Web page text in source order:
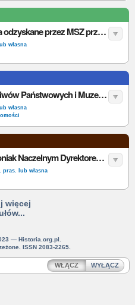
Kolejne cenne archiwalia odzyskane przez MSZ przekazane do Archiwum Akt Nowych
własna
Naczelna Dyrekcja Archiwów Państwowych i Muzeum Historii Żydów Polskich zawarły porozumienie o współpracy
własna
Dr hab. Władysław Stępniak Naczelnym Dyrektorem Archiwów Państwowych
pras. lub własna
więcej
— Historia.org.pl.
ISSN 2083-2265.
WŁĄCZ WYŁĄCZ